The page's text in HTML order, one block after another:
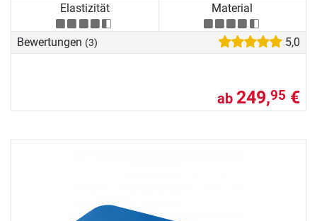
Elastizität Material
Bewertungen (3) 5,0
ab 249,95 €